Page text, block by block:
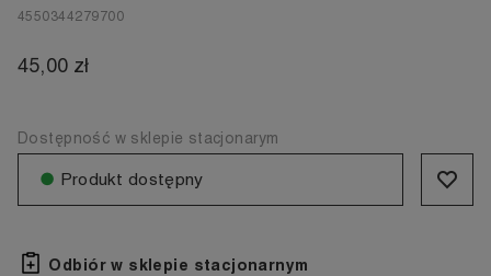
4550344279700
45,00 zł
Dostępność w sklepie stacjonarym
● Produkt dostępny
Odbiór w sklepie stacjonarnym